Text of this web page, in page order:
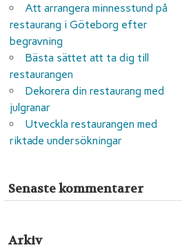
Att arrangera minnesstund på
restaurang i Göteborg efter
begravning
Bästa sättet att ta dig till
restaurangen
Dekorera din restaurang med
julgranar
Utveckla restaurangen med
riktade undersökningar
Senaste kommentarer
Arkiv